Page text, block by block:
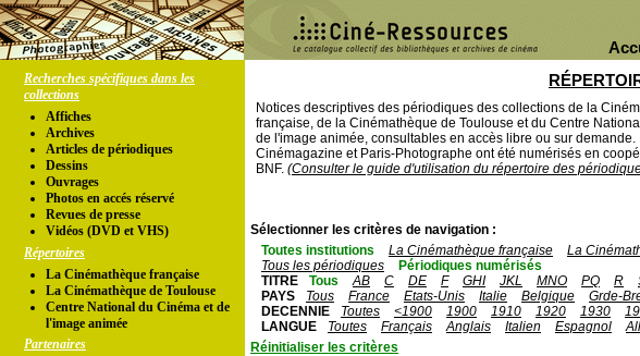
Recherches spécifiques dans les
collections
Affiches
Archives
Articles de périodiques
Dessins
Ouvrages
Photos en accés réservé
Revues de presse
Vidéos (DVD et VHS)
Répertoires
La Cinémathèque française
La Cinémathèque de Toulouse
Centre National du Cinéma et de
l'image animée
Partenaires
Notices descriptives des périodiques des collections de la
française, de la Cinémathèque de Toulouse et du Centre
de l'image animée, consultables en accès libre ou sur demande.
Cinémagazine et Paris-Photographe ont été numérisés en
BNF. (Consulter le guide d'utilisation du répertoire des
Sélectionner les critères de navigation :
Toutes institutions
La Cinémathèque française La
Tous les périodiques
Périodiques numérisés
TITRE
Tous AB C DE F GHI JKL MNO PQ R
PAYS
Tous France Etats-Unis Italie Belgique Grde-
DECENNIE
Toutes <1900 1900 1910 1920 1930
LANGUE
Toutes Français Anglais Italien Espagnol
Réinitialiser les critères